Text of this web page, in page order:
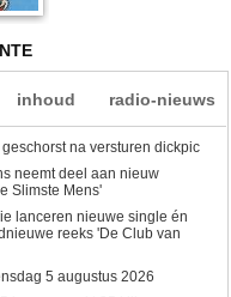
inhoud radio-nieuws
na versturen dickpic
neemt deel aan nieuw
Slimste Mens'
lanceren nieuwe single én
reeks 'De Club van
5 augustus 2026